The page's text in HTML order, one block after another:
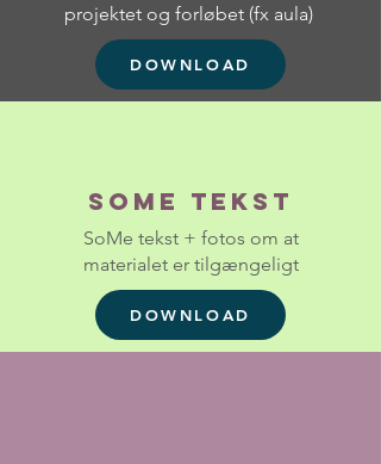
projektet og forløbet (fx aula)
DOWNLOAD
SoMe Tekst
SoMe tekst + fotos om at
materialet er tilgængeligt
DOWNLOAD